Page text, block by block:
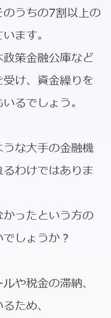
うちの7割以上の
ます。
策金融公庫など
け、資金繰りを
るでしょう。
な大手の金融機
わけではありま
ったという方の
しょうか？
や税金の滞納、
ため、